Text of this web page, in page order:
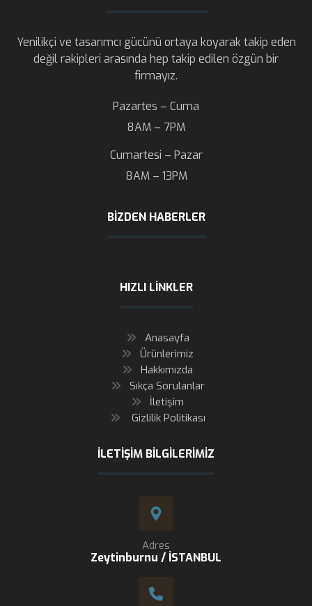
Yenilikçi ve tasarımcı gücünü ortaya koyarak takip eden
değil rakipleri arasında hep takip edilen özgün bir
firmayız.
Pazartes – Cuma
8AM – 7PM
Cumartesi – Pazar
8AM – 13PM
BIZDEN HABERLER
HIZLI LINKLER
Anasayfa
Ürünlerimiz
Hakkımızda
Sıkça Sorulanlar
İletişim
Gizlilik Politikası
İLETIŞIM BILGILERIMIZ
Adres
Zeytinburnu / İSTANBUL